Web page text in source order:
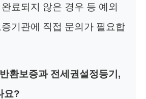
료되지 않은 경우 등 예외
기관에 직접 문의가 필요합
환보증과 전세권설정등기,
요?